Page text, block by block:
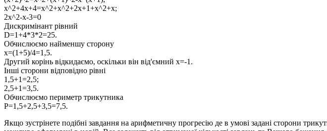
x^2+4x+4=x^2+x^2+2x+1+x^2+x;
2x^2-x-3=0
Дискримінант рівний
D=1+4*3*2=25.
Обчислюємо найменшу сторону
x=(1+5)/4=1,5.
Другий корінь відкидаємо, оскільки він від'ємний x=-1 .
Інші сторони відповідно рівні
1,5+1=2,5;
2,5+1=3,5.
Обчислюємо периметр трикутника
P=1,5+2,5+3,5=7,5.
Якщо зустрінете подібні завдання на арифметичну прогресію де в умові задані сторони